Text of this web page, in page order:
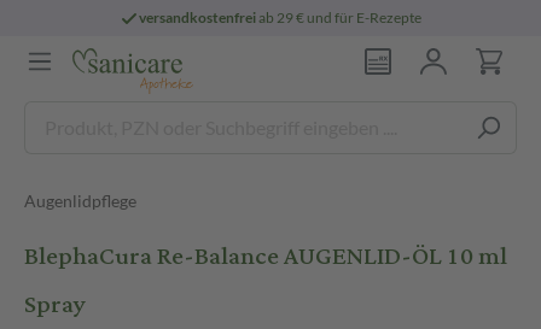
versandkostenfreiab 29 € und für E-Rezepte
Augenlidpflege
BlephaCura Re-Balance AUGENLID-ÖL 10 ml
Spray